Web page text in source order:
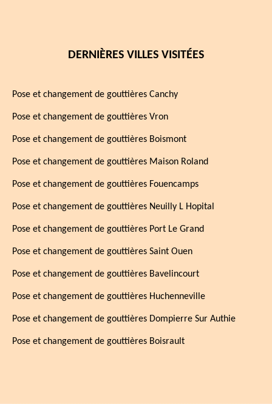
DERNIÈRES VILLES VISITÉES
Pose et changement de gouttières Canchy
Pose et changement de gouttières Vron
Pose et changement de gouttières Boismont
Pose et changement de gouttières Maison Roland
Pose et changement de gouttières Fouencamps
Pose et changement de gouttières Neuilly L Hopital
Pose et changement de gouttières Port Le Grand
Pose et changement de gouttières Saint Ouen
Pose et changement de gouttières Bavelincourt
Pose et changement de gouttières Huchenneville
Pose et changement de gouttières Dompierre Sur Authie
Pose et changement de gouttières Boisrault